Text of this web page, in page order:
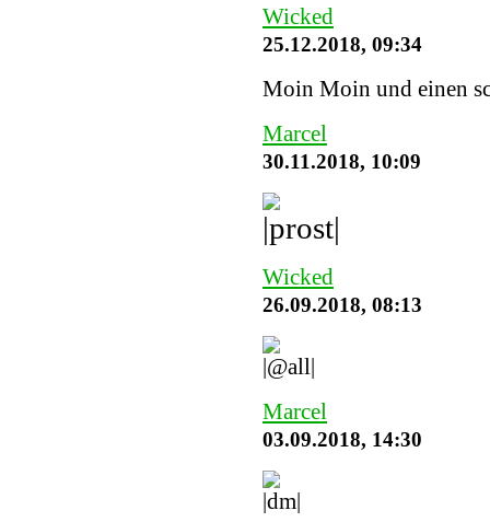
Wicked
25.12.2018, 09:34
Moin Moin und einen
Marcel
30.11.2018, 10:09
Wicked
26.09.2018, 08:13
Marcel
03.09.2018, 14:30